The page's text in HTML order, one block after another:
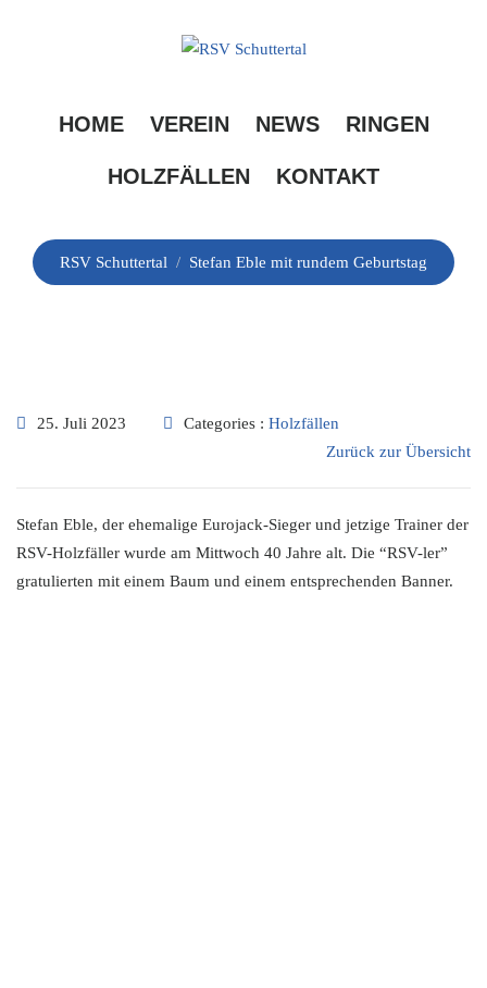
HOME VEREIN NEWS RINGEN
HOLZFÄLLEN KONTAKT
rundem Geburtstag
RSV Schuttertal / Stefan Eble mit rundem Geburtstag
25. Juli 2023 Categories : Holzfällen
Zurück zur Übersicht
Stefan Eble, der ehemalige Eurojack-Sieger und jetzige Trainer der
RSV-Holzfäller wurde am Mittwoch 40 Jahre alt. Die “RSV-ler”
gratulierten mit einem Baum und einem entsprechenden Banner.